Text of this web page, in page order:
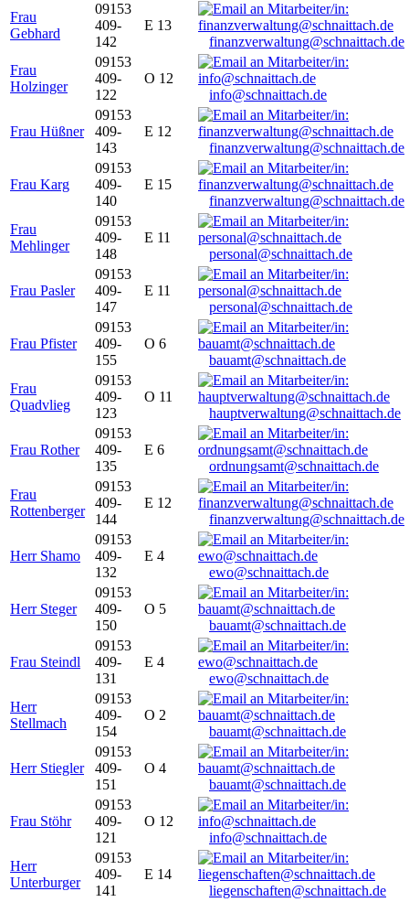
Frau
Gebhard
09153
409-
142
E 13
finanzverwaltung@schnaittach.de
Frau
Holzinger
09153
409-
122
O 12
info@schnaittach.de
Frau Hüßner
09153
409-
143
E 12
finanzverwaltung@schnaittach.de
Frau Karg
09153
409-
140
E 15
finanzverwaltung@schnaittach.de
Frau
Mehlinger
09153
409-
148
E 11
personal@schnaittach.de
Frau Pasler
09153
409-
147
E 11
personal@schnaittach.de
Frau Pfister
09153
409-
155
O 6
bauamt@schnaittach.de
Frau
Quadvlieg
09153
409-
123
O 11
hauptverwaltung@schnaittach.de
Frau Rother
09153
409-
135
E 6
ordnungsamt@schnaittach.de
Frau
Rottenberger
09153
409-
144
E 12
finanzverwaltung@schnaittach.de
Herr Shamo
09153
409-
132
E 4
ewo@schnaittach.de
Herr Steger
09153
409-
150
O 5
bauamt@schnaittach.de
Frau Steindl
09153
409-
131
E 4
ewo@schnaittach.de
Herr
Stellmach
09153
409-
154
O 2
bauamt@schnaittach.de
Herr Stiegler
09153
409-
151
O 4
bauamt@schnaittach.de
Frau Stöhr
09153
409-
121
O 12
info@schnaittach.de
Herr
Unterburger
09153
409-
141
E 14
liegenschaften@schnaittach.de